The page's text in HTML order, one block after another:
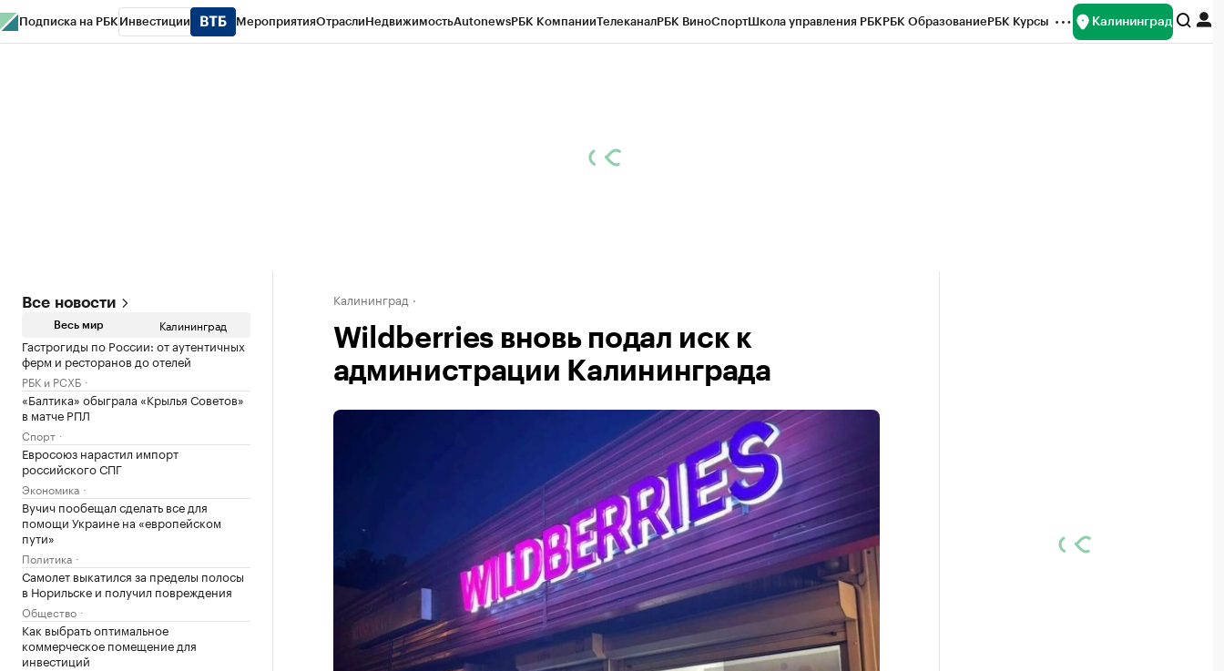
Подписка на РБК Инвестиции МероприятияОтраслиНедвижимостьAutonewsРБК КомпанииТелеканалРБК ВиноСпортШкола управления РБКРБК ОбразованиеРБК Курсы Калининград
Все новости
Весь мир Калининград
Гастрогиды по России: от аутентичных
ферм и ресторанов до отелей
РБК и РСХБ
«Балтика» обыграла «Крылья Советов»
в матче РПЛ
Спорт
Евросоюз нарастил импорт
российского СПГ
Экономика
Вучич пообещал сделать все для
помощи Украине на «европейском
пути»
Политика
Самолет выкатился за пределы полосы
в Норильске и получил повреждения
Общество
Как выбрать оптимальное
коммерческое помещение для
инвестиций
Калининград
Wildberries вновь подал иск к
администрации Калининграда